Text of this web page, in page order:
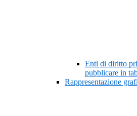
Enti di diritto
pubblicare in
Rappresentazione